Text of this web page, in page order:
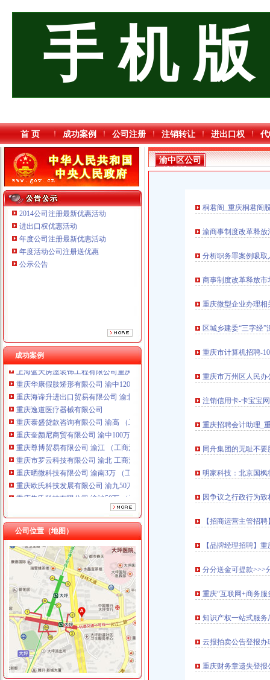
手 机 版
首 页 成功案例 公司注册 注销转让 进出口权
2014公司注册最新优惠活动
进出口权优惠活动
年度公司注册最新优惠活动
年度活动公司注册送优惠
公示公告
成功案例
重庆海谛升进出口贸易有限公司 渝北100万 （进出口权）
重庆逸道医疗器械有限公司
重庆欧氏科技发展有限公司 渝九50万 （进出口权）
重庆集氏科技有限公司 渝沙50万 （进出口权）
上海蓝天房屋装饰工程有限公司重庆分公司 渝北 （工商注册）
重庆华康假肢矫形有限公司 渝中120万 （增资）
重庆海谛升进出口贸易有限公司 渝北100万 （进出口权）
重庆逸道医疗器械有限公司
重庆泰盛贷款咨询有限公司 渝高 （工商注册）
重庆奎颜尼商贸有限公司 渝中100万 （工商注册）
重庆尊博贸易有限公司 渝江 （工商注册）
重庆市罗云科技有限公司 渝北 工商注册
重庆晒微科技有限公司 渝南3万 （工商注册）
重庆欧氏科技发展有限公司 渝九50万 （进出口权）
重庆集氏科技有限公司 渝沙50万 （进出口权）
上海蓝天房屋装饰工程有限公司重庆分公司 渝北 （工商注册）
重庆华康假肢矫形有限公司 渝中120万 （增资）
公司位置（地图）
渝中区虎头岩
渝中区虎头岩片区协信阿卡迪亚商铺出售,渝中大坪总部城月租6800小
现房！现房！渝中区虎头岩揽江雅苑小洋房在售！,渝中区经纬大道虎
高九路.虎头岩_渝中区租房_渝房网
重庆渝中区虎头岩社区办理低保是每月的1-10号吗？-爱问知识人
虎头岩隧道-渝中区POI数据-重庆市POI数据-中国POI数据
【7图】（出售）渝中区虎头岩协信品质小区精装两房,重庆渝中大坪
地址：重庆渝中区大坪总部城虎头岩中悦健身房【重庆健身房吧】_百
渝中区公司
注销流程
桐君阁_重庆桐君阁
渝商事制度改革释放
分析职务罪案例吸
商事制度改革释放市
重庆微型企业办理
区城乡建委“三字经
重庆市计算机招聘-
重庆市万州区人民办
注销信用卡-卡宝宝网
重庆招聘会计助理_
同舟集团的无耻不
明家科技：北京国
因争议之行政行为
【招商运营主管招
【品牌经理招聘】
分分送金可提款>>>
重庆“互联网+商务
知识产权一站式服
云报拍卖公告登报办
重庆财务章遗失登